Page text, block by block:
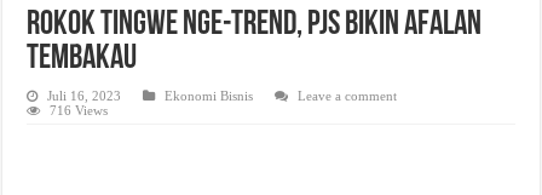
Dibutuhkan Marketing. Lamaran di-email ke redaksi@bisnisnasional.com
Rokok Tingwe Nge-Trend, PJS Bikin Afalan
Tembakau
Juli 16, 2023 Ekonomi Bisnis
Leave a comment
716 Views